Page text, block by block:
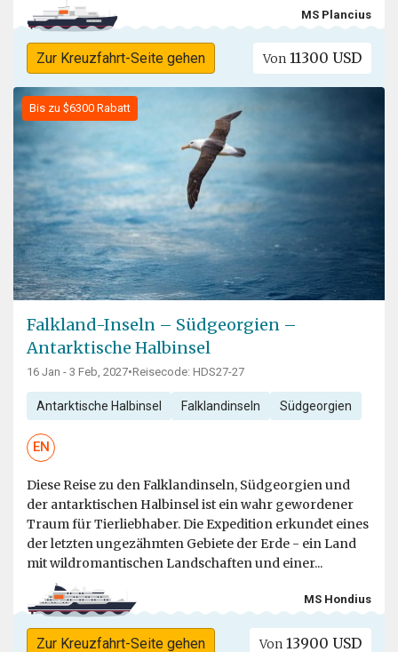
MS Plancius
Zur Kreuzfahrt-Seite gehen Von 11300 USD
Bis zu $6300 Rabatt
Falkland-Inseln – Südgeorgien –
Antarktische Halbinsel
16 Jan - 3 Feb, 2027•Reisecode: HDS27-27
Antarktische Halbinsel Falklandinseln Südgeorgien
EN
Diese Reise zu den Falklandinseln, Südgeorgien und
der antarktischen Halbinsel ist ein wahr gewordener
Traum für Tierliebhaber. Die Expedition erkundet eines
der letzten ungezähmten Gebiete der Erde - ein Land
mit wildromantischen Landschaften und einer...
MS Hondius
Zur Kreuzfahrt-Seite gehen Von 13900 USD